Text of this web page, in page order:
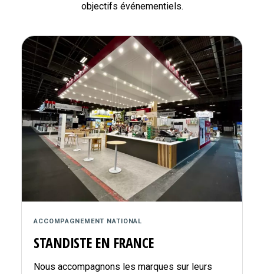
objectifs événementiels.
ACCOMPAGNEMENT NATIONAL
STANDISTE EN FRANCE
Nous accompagnons les marques sur leurs